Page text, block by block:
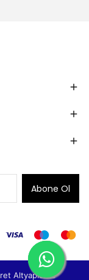
Abone Ol
Altyapısı ile